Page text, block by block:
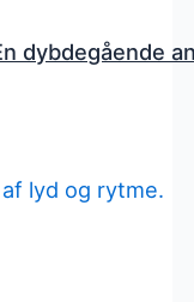
dybdegående